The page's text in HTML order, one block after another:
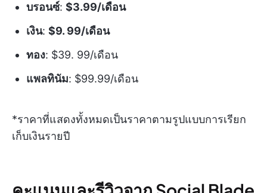
บรอนซ์: $3.99/เดือน
เงิน: $9. 99/เดือน
ทอง: $39. 99/เดือน
แพลทินัม: $99.99/เดือน
*ราคาที่แสดงทั้งหมดเป็นราคาตามรูปแบบการเรียก
เก็บเงินรายปี